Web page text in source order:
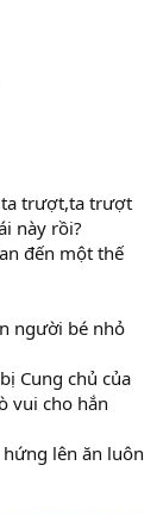
trượt,ta trượt
này rồi?
đến một thế
người bé nhỏ
Cung chủ của
vui cho hắn
lên ăn luôn